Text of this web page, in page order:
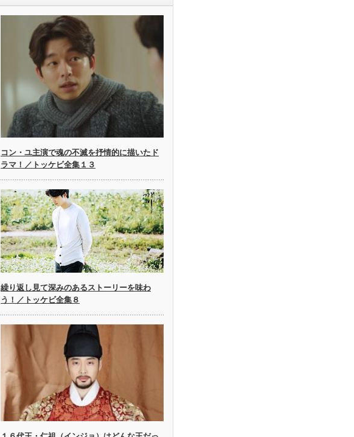
コン・ユ主演で魂の不滅を抒情的に描いたド
ラマ！／トッケビ全集１３
繰り返し見て深みのあるストーリーを味わ
う！／トッケビ全集８